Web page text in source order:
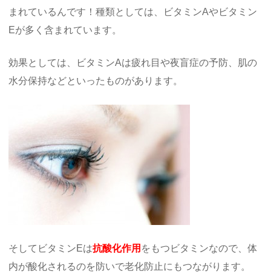
まれているんです！種類としては、ビタミンAやビタミン
Eが多く含まれています。
効果としては、ビタミンAは疲れ目や夜盲症の予防、肌の
水分保持などといったものがあります。
そしてビタミンEは抗酸化作用 をもつビタミンなので、体
内が酸化されるのを防いで老化防止にもつながります。